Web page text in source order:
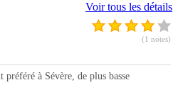
Voir tous les détails
(1 notes)
à Sévère, de plus basse